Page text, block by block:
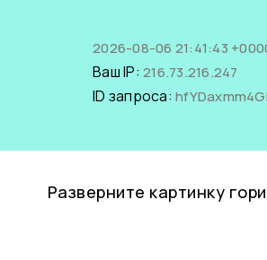
2026-08-06 21:41:43
Ваш IP: 216.73.216.247
ID запроса:
Разверните картинку